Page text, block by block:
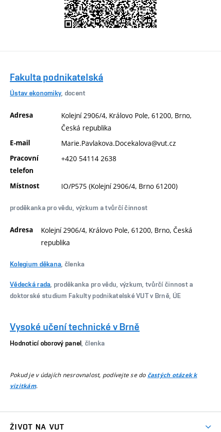
Fakulta podnikatelská
Ústav ekonomiky, docent
Adresa
Kolejní 2906/4, Královo Pole, 61200, Brno,
Česká republika
E-mail Marie.Pavlakova.Docekalova@vut.cz
Pracovní
telefon
+420 54114 2638
Místnost IO/P575 (Kolejní 2906/4, Brno 61200)
proděkanka pro vědu, výzkum a tvůrčí činnost
Adresa
Kolejní 2906/4, Královo Pole, 61200, Brno, Česká
republika
Kolegium děkana, členka
Vědecká rada , proděkanka pro vědu, výzkum, tvůrčí činnost a
doktorské studium Fakulty podnikatelské VUT v Brně, ÚE
Vysoké učení technické v Brně
Hodnoticí oborový panel , členka
Pokud je v údajích nesrovnalost, podívejte se do častých otázek k
vizitkám.
ŽIVOT NA VUT